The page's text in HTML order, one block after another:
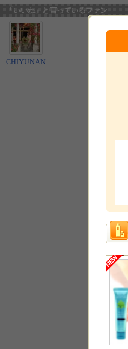
「いいね」と言っているファン
CHIYUNAN